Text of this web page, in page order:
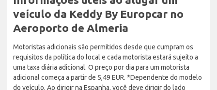
veículo da Keddy By Europcar no
Aeroporto de Almeria
Motoristas adicionais são permitidos desde que cumpram os
requisitos da política do local e cada motorista estará sujeito a
uma taxa diária adicional. O preço por dia para um motorista
adicional começa a partir de 5,49 EUR. *Dependente do modelo
do veículo. Ao dirigir na Espanha, você deve dirigir do lado